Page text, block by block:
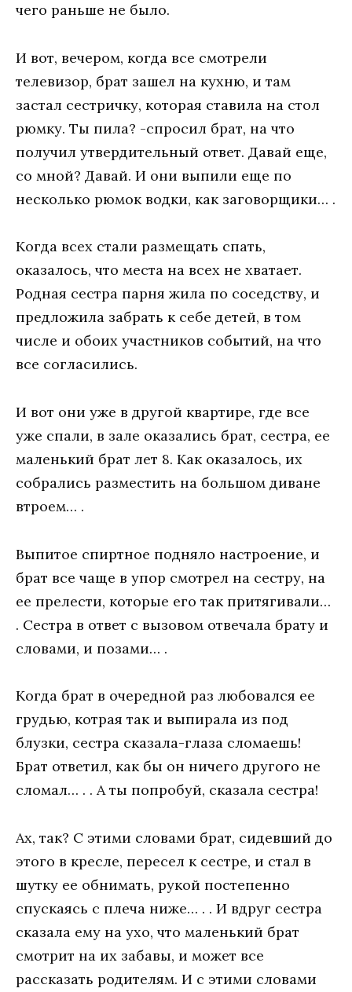
чего раньше не было.
И вот, вечером, когда все смотрели
телевизор, брат зашел на кухню, и там
застал сестричку, которая ставила на стол
рюмку. Ты пила? -спросил брат, на что
получил утвердительный ответ. Давай еще,
со мной? Давай. И они выпили еще по
несколько рюмок водки, как заговорщики… .
Когда всех стали размещать спать,
оказалось, что места на всех не хватает.
Родная сестра парня жила по соседству, и
предложила забрать к себе детей, в том
числе и обоих участников событий, на что
все согласились.
И вот они уже в другой квартире, где все
уже спали, в зале оказались брат, сестра, ее
маленький брат лет 8. Как оказалось, их
собрались разместить на большом диване
втроем… .
Выпитое спиртное подняло настроение, и
брат все чаще в упор смотрел на сестру, на
ее прелести, которые его так притягивали…
. Сестра в ответ с вызовом отвечала брату и
словами, и позами… .
Когда брат в очередной раз любовался ее
грудью, котрая так и выпирала из под
блузки, сестра сказала-глаза сломаешь!
Брат ответил, как бы он ничего другого не
сломал… . . А ты попробуй, сказала сестра!
Ах, так? С этими словами брат, сидевший до
этого в кресле, пересел к сестре, и стал в
шутку ее обнимать, рукой постепенно
спускаясь с плеча ниже… . . И вдруг сестра
сказала ему на ухо, что маленький брат
смотрит на их забавы, и может все
рассказать родителям. И с этими словами